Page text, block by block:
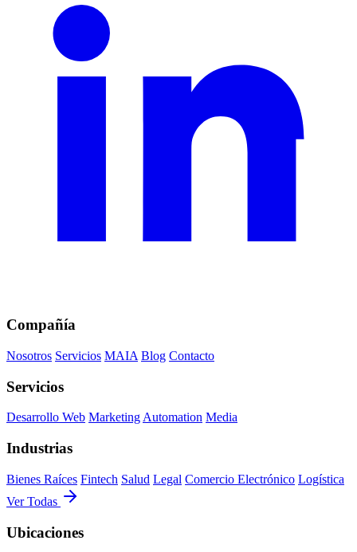
Compañía
Nosotros Servicios MAIA Blog Contacto
Servicios
Desarrollo Web MarketingAutomation Media
Industrias
Bienes Raíces Fintech Salud Legal Comercio Electrónico Logística
Ver Todas
Ubicaciones